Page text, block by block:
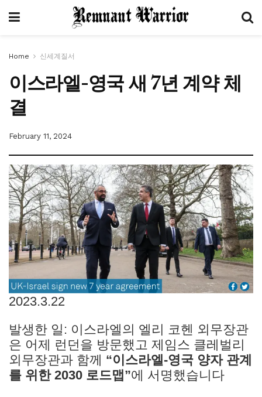
Home 신세계질서
이스라엘-영국 새 7년 계약 체
결
February 11, 2024
2023.3.22
발생한 일: 이스라엘의 엘리 코헨 외무장관
은 어제 런던을 방문했고 제임스 클레벌리
외무장관과 함께 “이스라엘-영국 양자 관계
를 위한 2030 로드맵”에 서명했습니다